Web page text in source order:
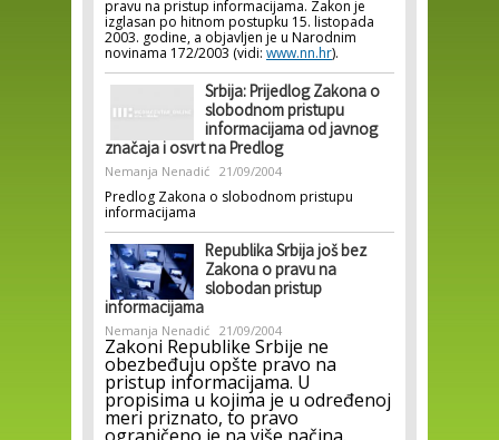
pravu na pristup informacijama. Zakon je
izglasan po hitnom postupku 15. listopada
2003. godine, a objavljen je u Narodnim
novinama 172/2003 (vidi: www.nn.hr).
Srbija: Prijedlog Zakona o
slobodnom pristupu
informacijama od javnog
značaja i osvrt na Predlog
Nemanja Nenadić 21/09/2004
Predlog Zakona o slobodnom pristupu
informacijama
Republika Srbija još bez
Zakona o pravu na
slobodan pristup
informacijama
Nemanja Nenadić 21/09/2004
Zakoni Republike Srbije ne
obezbeđuju opšte pravo na
pristup informacijama. U
propisima u kojima je u određenoj
meri priznato, to pravo